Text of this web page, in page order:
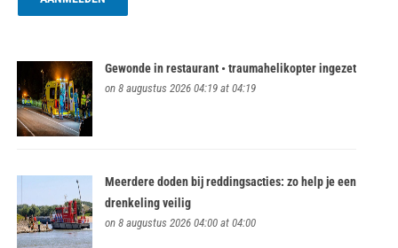
Gewonde in restaurant • traumahelikopter ingezet
on 8 augustus 2026 04:19 at 04:19
Meerdere doden bij reddingsacties: zo help je een
drenkeling veilig
on 8 augustus 2026 04:00 at 04:00